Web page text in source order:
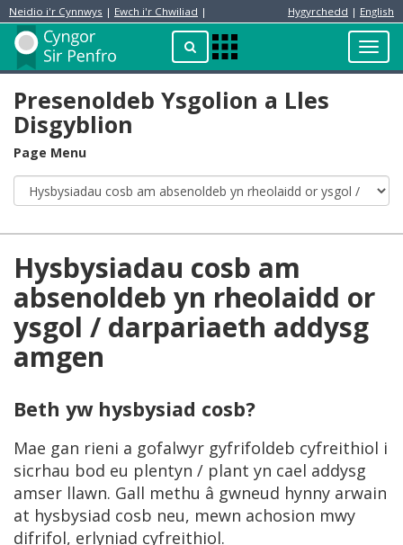
Neidio i'r Cynnwys | Ewch i'r Chwiliad | Hygyrchedd | English
ChwilioApps
Menu
Preswylydd
Presenoldeb Ysgolion a Lles
Disgyblion
Page Menu
Hysbysiadau cosb am
absenoldeb yn rheolaidd or
ysgol / darpariaeth addysg
amgen
Beth yw hysbysiad cosb?
Mae gan rieni a gofalwyr gyfrifoldeb cyfreithiol i
sicrhau bod eu plentyn / plant yn cael addysg
amser llawn. Gall methu â gwneud hynny arwain
at hysbysiad cosb neu, mewn achosion mwy
difrifol, erlyniad cyfreithiol.